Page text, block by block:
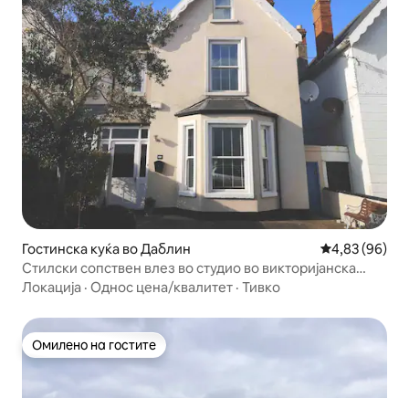
Гостинска куќа во Даблин Просечна
4,83 (96)
Стилски сопствен влез во студио во викторијанска
куќа
Локација · Однос цена/квалитет · Тивко
Омилено на гостите
Омилено на гостите